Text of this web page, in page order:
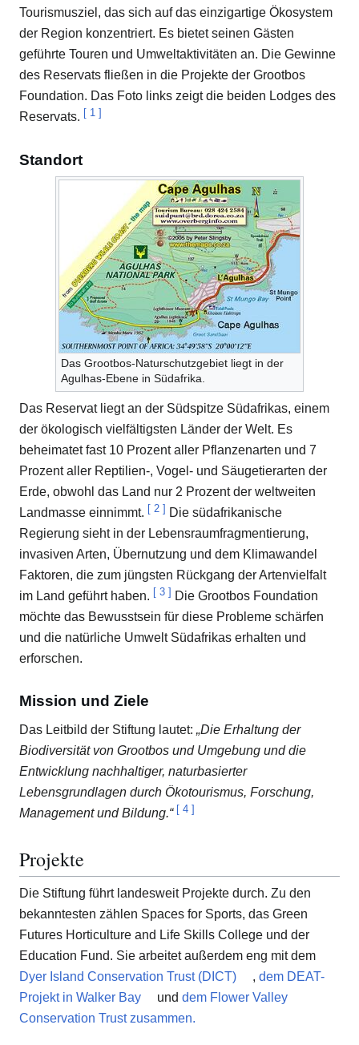
Tourismusziel, das sich auf das einzigartige Ökosystem
der Region konzentriert. Es bietet seinen Gästen
geführte Touren und Umweltaktivitäten an. Die Gewinne
des Reservats fließen in die Projekte der Grootbos
Foundation. Das Foto links zeigt die beiden Lodges des
Reservats. [ 1 ]
Standort
Das Grootbos-Naturschutzgebiet liegt in der
Agulhas-Ebene in Südafrika.
Das Reservat liegt an der Südspitze Südafrikas, einem
der ökologisch vielfältigsten Länder der Welt. Es
beheimatet fast 10 Prozent aller Pflanzenarten und 7
Prozent aller Reptilien-, Vogel- und Säugetierarten der
Erde, obwohl das Land nur 2 Prozent der weltweiten
Landmasse einnimmt. [ 2 ] Die südafrikanische
Regierung sieht in der Lebensraumfragmentierung,
invasiven Arten, Übernutzung und dem Klimawandel
Faktoren, die zum jüngsten Rückgang der Artenvielfalt
im Land geführt haben. [ 3 ] Die Grootbos Foundation
möchte das Bewusstsein für diese Probleme schärfen
und die natürliche Umwelt Südafrikas erhalten und
erforschen.
Mission und Ziele
Das Leitbild der Stiftung lautet: „Die Erhaltung der
Biodiversität von Grootbos und Umgebung und die
Entwicklung nachhaltiger, naturbasierter
Lebensgrundlagen durch Ökotourismus, Forschung,
Management und Bildung.“ [ 4 ]
Projekte
Die Stiftung führt landesweit Projekte durch. Zu den
bekanntesten zählen Spaces for Sports, das Green
Futures Horticulture and Life Skills College und der
Education Fund. Sie arbeitet außerdem eng mit dem
Dyer Island Conservation Trust (DICT)
, dem DEAT-
Projekt in Walker Bay
und dem Flower Valley
Conservation Trust zusammen.